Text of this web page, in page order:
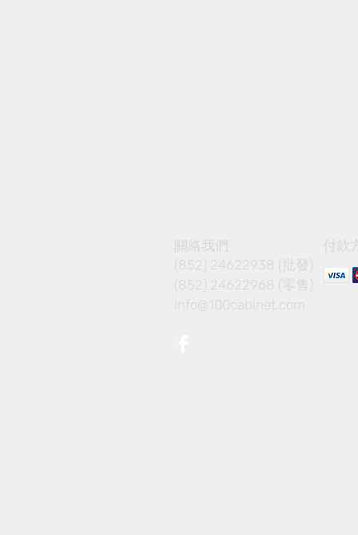
關絡我們
(852) 24622938 (批發)
(852) 24622968 (零售)
info@100cabinet.com
付款